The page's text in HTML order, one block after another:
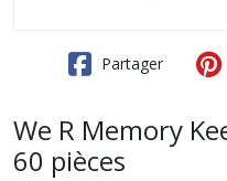
Partager
We R Memory
60 pièces